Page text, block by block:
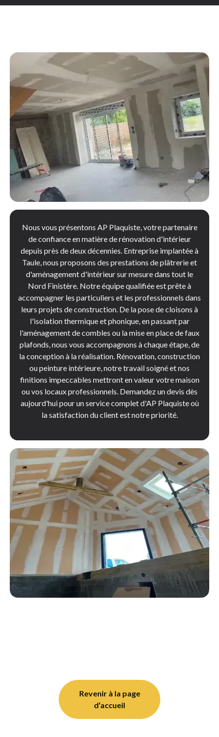
Nous vous présentons AP Plaquiste, votre partenaire
de confiance en matière de rénovation d'intérieur
depuis près de deux décennies. Entreprise implantée à
Taule, nous proposons des prestations de plâtrerie et
d'aménagement d'intérieur sur mesure dans tout le
Nord Finistère. Notre équipe qualifiée est prête à
accompagner les particuliers et les professionnels dans
leurs projets de construction. De la pose de cloisons à
l'isolation thermique et phonique, en passant par
l'aménagement de combles ou la mise en place de faux
plafonds, nous vous accompagnons à chaque étape, de
la conception à la réalisation. Rénovation, construction
ou peinture intérieure, notre travail soigné et nos
finitions impeccables mettront en valeur votre maison
ou vos locaux professionnels. Demandez un devis dès
aujourd'hui pour un service complet d'AP Plaquiste où
la satisfaction du client est notre priorité.
Revenir à la page
d’accueil